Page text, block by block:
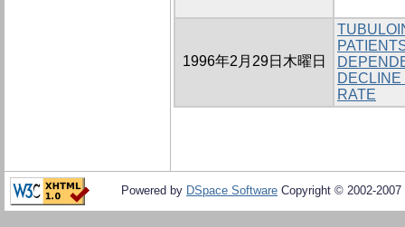
1996年2月29日木曜日
DECLINE
RATE
Powered by DSpace Software Copyright © 2002-2007